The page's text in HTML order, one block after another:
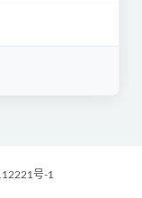
端的属性有哪
注册中心集群
信么？
号-1